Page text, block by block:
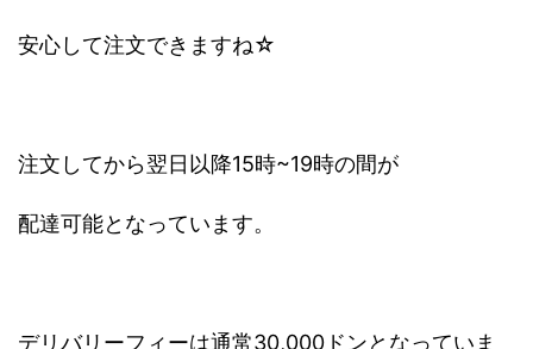
安心して注文できますね☆
注文してから翌日以降15時~19時の間が
配達可能となっています。
デリバリーフィーは通常30,000ドンとなっていま